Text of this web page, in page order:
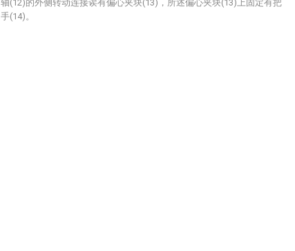
轴(12)的外侧转动连接诶有偏心夹块(13)，所述偏心夹块(13)上固定有把
手(14)。